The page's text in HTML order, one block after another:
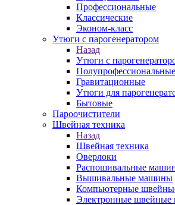
Профессиональные
Классические
Эконом-класс
Утюги с парогенератором
Назад
Утюги с
Полупрофессиональные
Гравитационные
Утюги для
Бытовые
Пароочистители
Швейная техника
Назад
Швейная техника
Оверлоки
Распошивальные
Вышивальные машины
Компьютерные
Электронные